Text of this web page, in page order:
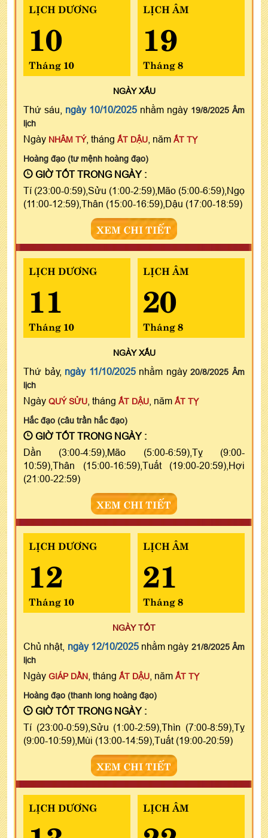
LỊCH DƯƠNG
10
Tháng 10
LỊCH ÂM
19
Tháng 8
NGÀYXẤU
Thứ sáu, ngày 10/10/2025 nhằm ngày 19/8/2025 Âm
lịch
Ngày NHÂM TÝ, tháng ẤT DẬU , năm ẤT TỴ
Hoàng đạo (tư mệnh hoàng đạo)
GIỜ TỐT TRONG NGÀY :
Tí (23:00-0:59),Sửu (1:00-2:59),Mão (5:00-6:59),Ngọ
(11:00-12:59),Thân (15:00-16:59),Dậu (17:00-18:59)
XEM CHI TIẾT
LỊCH DƯƠNG
11
Tháng 10
LỊCH ÂM
20
Tháng 8
NGÀYXẤU
Thứ bảy, ngày 11/10/2025nhằm ngày20/8/2025 Âm
lịch
Ngày QUÝ SỬU , tháng ẤT DẬU , năm ẤT TỴ
Hắc đạo (câu trần hắc đạo)
GIỜ TỐT TRONG NGÀY :
Dần (3:00-4:59),Mão (5:00-6:59),Tỵ (9:00-
10:59),Thân (15:00-16:59),Tuất (19:00-20:59),Hợi
(21:00-22:59)
XEM CHI TIẾT
LỊCH DƯƠNG
12
Tháng 10
LỊCH ÂM
21
Tháng 8
NGÀY TỐT
Chủ nhật, ngày 12/10/2025nhằm ngày 21/8/2025 Âm
lịch
Ngày GIÁP DẦN , tháng ẤT DẬU , năm ẤT TỴ
Hoàng đạo (thanh long hoàng đạo)
GIỜ TỐT TRONG NGÀY :
Tí (23:00-0:59),Sửu (1:00-2:59),Thìn (7:00-8:59),Tỵ
(9:00-10:59),Mùi (13:00-14:59),Tuất (19:00-20:59)
XEM CHI TIẾT
LỊCH DƯƠNG LỊCH ÂM